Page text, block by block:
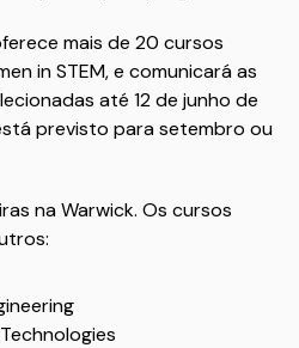
mais de 20 cursos
in STEM, e comunicará as
até 12 de junho de
previsto para setembro ou
na Warwick. Os cursos